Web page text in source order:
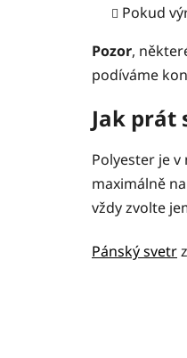
Pokud
Pozor,
podíváme
Jak prát
Polyester je
maximálně na
vždy zvolte
Pánský svetr